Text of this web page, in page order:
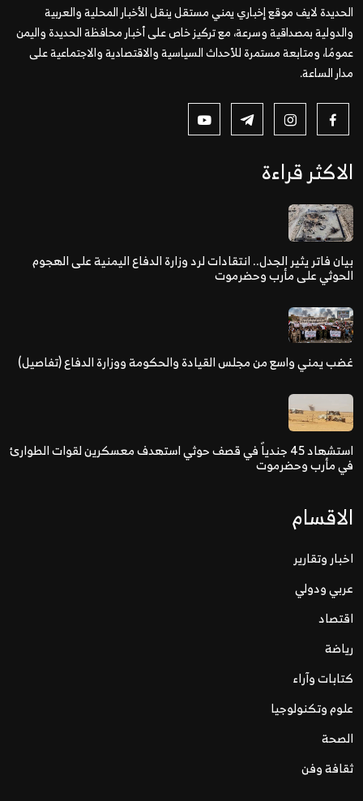
الحديدة لايف موقع إخباري يمني مستقل ينقل الأخبار المحلية والعربية
والدولية بمصداقية وسرعة، مع تركيز خاص على أخبار محافظة الحديدة واليمن
عمومًا، ومتابعة مستمرة للأحداث السياسية والاقتصادية والاجتماعية على
مدار الساعة.
الاكثر قراءة
بيان فاتر يثير الجدل.. انتقادات لرد وزارة الدفاع اليمنية على الهجوم
الحوثي على مأرب وحضرموت
غضب يمني واسع من مجلس القيادة والحكومة ووزارة الدفاع (تفاصيل)
استشهاد 45 جندياً في قصف حوثي استهدف معسكرين لقوات الطوارئ
في مأرب وحضرموت
الاقسام
اخبار وتقارير
عربي ودولي
اقتصاد
رياضة
كتابات وآراء
علوم وتكنولوجيا
الصحة
ثقافة وفن